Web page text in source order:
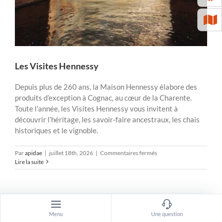
Les Visites Hennessy
Depuis plus de 260 ans, la Maison Hennessy élabore des
produits d’exception à Cognac, au cœur de la Charente.
Toute l’année, les Visites Hennessy vous invitent à
découvrir l’héritage, les savoir-faire ancestraux, les chais
historiques et le vignoble.
Parapidae | juillet 18th, 2026 | Commentaires ferméssur
Visites
Lire la suite
Menu Une question